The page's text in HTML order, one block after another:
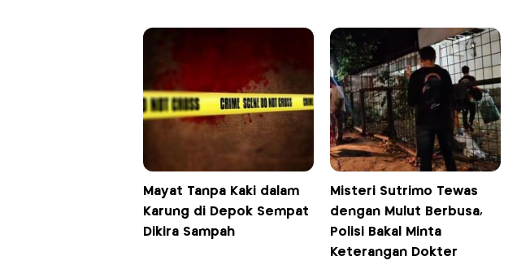
Mayat Tanpa Kaki dalam
Karung di Depok Sempat
Dikira Sampah
Misteri Sutrimo Tewas
dengan Mulut Berbusa,
Polisi Bakal Minta
Keterangan Dokter